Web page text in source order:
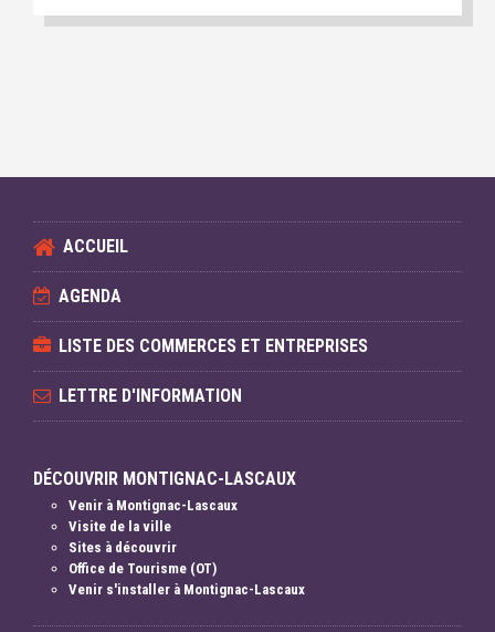
ACCUEIL
AGENDA
LISTE DES COMMERCES ET ENTREPRISES
LETTRE D'INFORMATION
DÉCOUVRIR MONTIGNAC-LASCAUX
Venir à Montignac-Lascaux
Visite de la ville
Sites à découvrir
Office de Tourisme (OT)
Venir s'installer à Montignac-Lascaux